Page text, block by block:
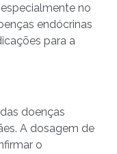
no
endócrinas
para a
doenças
A dosagem de
o